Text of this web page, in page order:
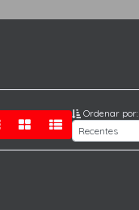
Ordenar por: